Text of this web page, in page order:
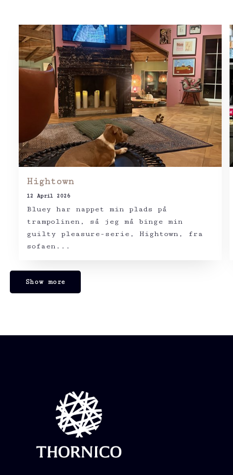
Hightown
12 April 2026
Bluey har nappet min plads på
trampolinen, så jeg må binge min
guilty pleasure-serie, Hightown, fra
sofaen...
Show more